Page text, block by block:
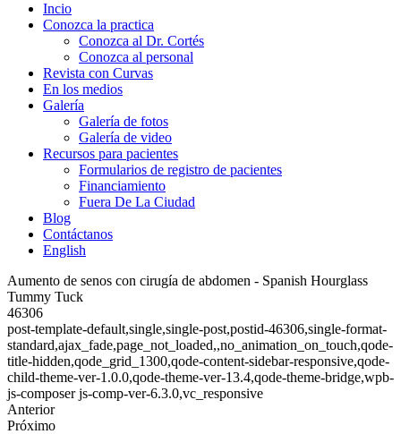
Incio
Conozca la practica
Conozca al Dr. Cortés
Conozca al personal
Revista con Curvas
En los medios
Galería
Galería de fotos
Galería de video
Recursos para pacientes
Formularios de registro de pacientes
Financiamiento
Fuera De La Ciudad
Blog
Contáctanos
English
Aumento de senos con cirugía de abdomen - Spanish Hourglass
Tummy Tuck
46306
post-template-default,single,single-post,postid-46306,single-format-
standard,ajax_fade,page_not_loaded,,no_animation_on_touch,qode-
title-hidden,qode_grid_1300,qode-content-sidebar-responsive,qode-
child-theme-ver-1.0.0,qode-theme-ver-13.4,qode-theme-bridge,wpb-
js-composer js-comp-ver-6.3.0,vc_responsive
Anterior
Próximo